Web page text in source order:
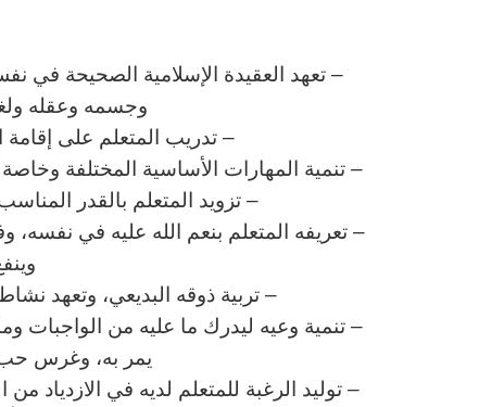
– تعهد العقيدة الإسلامية الصحيحة في
وجسمه وعقله
– تدريب المتعلم على إقامة
– تنمية المهارات الأساسية المختلفة وخاصة
– تزويد المتعلم بالقدر
– تعريفه المتعلم بنعم الله عليه في نفسه،
– تربية ذوقه البديعي، وتعهد
– تنمية وعيه ليدرك ما عليه من
يمر به، وغرس حب
– توليد الرغبة للمتعلم لديه في الازدياد